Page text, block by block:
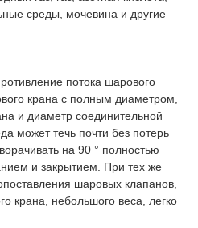
среды, мочевина и другие
потока шарового
крана с полным диаметром,
и диаметр соединительной
может течь почти без потерь
на 90 ° полностью
и закрытием. При тех же
шаровых клапанов,
крана, небольшого веса, легко